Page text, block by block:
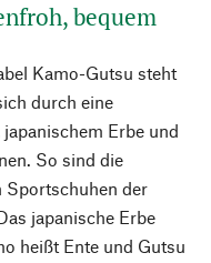
bequem
Kamo-Gutsu steht
durch eine
Erbe und
So sind die
Sportschuhen der
japanische Erbe
heißt Ente und Gutsu